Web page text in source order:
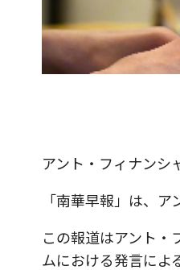
アント・フィナンシ
「南華早報」は、
この報道はアント
ムにおける発言によ